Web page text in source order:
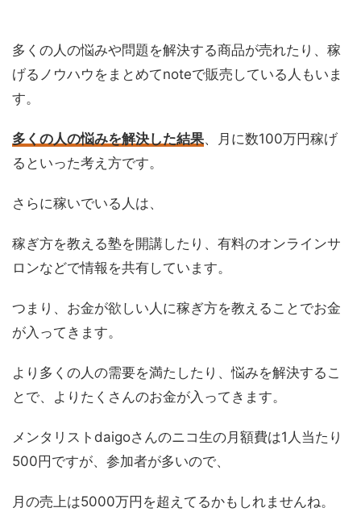
多くの人の悩みや問題を解決する商品が売れたり、稼
げるノウハウをまとめてnoteで販売している人もいま
す。
多くの人の悩みを解決した結果、月に数100万円稼げ
るといった考え方です。
さらに稼いでいる人は、
稼ぎ方を教える塾を開講したり、有料のオンラインサ
ロンなどで情報を共有しています。
つまり、お金が欲しい人に稼ぎ方を教えることでお金
が入ってきます。
より多くの人の需要を満たしたり、悩みを解決するこ
とで、よりたくさんのお金が入ってきます。
メンタリストdaigoさんのニコ生の月額費は1人当たり
500円ですが、参加者が多いので、
月の売上は5000万円を超えてるかもしれませんね。